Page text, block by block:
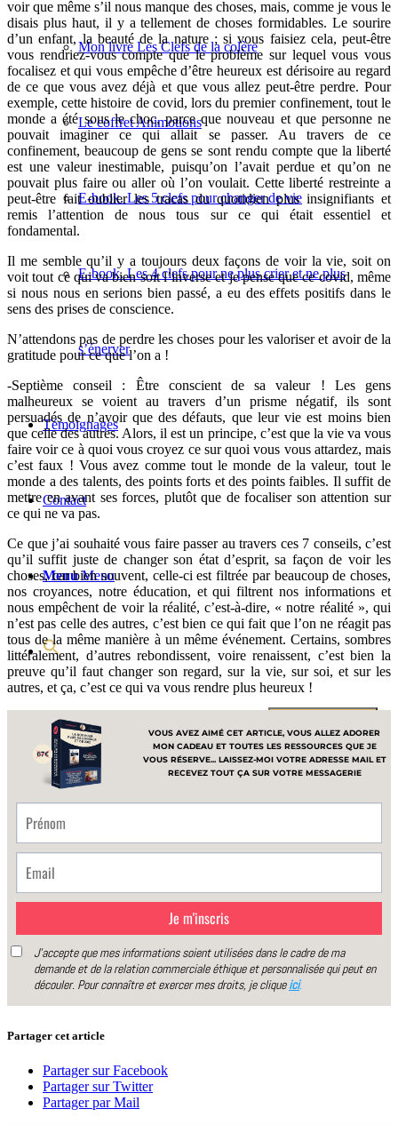
Mon livre Les Clefs de la colère
Le coffret Animotions
E-book. Les 5 clefs pour changer de vie
E-book. Les 4 clefs pour ne plus crier et ne plus
s’énerver
Témoignages
Contact
Menu Menu
Search for: Search Button
voir que même s’il nous manque des choses, mais, comme je vous le
disais plus haut, il y a tellement de choses formidables. Le sourire
d’un enfant, la beauté de la nature ; si vous faisiez cela, peut-être
vous rendriez-vous compte que le problème sur lequel vous vous
focalisez et qui vous empêche d’être heureux est dérisoire au regard
de ce que vous avez déjà et que vous allez peut-être perdre. Pour
exemple, cette histoire de covid, lors du premier confinement, tout le
monde a été sous le choc, parce que nouveau et que personne ne
pouvait imaginer ce qui allait se passer. Au travers de ce
confinement, beaucoup de gens se sont rendu compte que la liberté
est une valeur inestimable, puisqu’on l’avait perdue et qu’on ne
pouvait plus faire ou aller où l’on voulait. Cette liberté restreinte a
peut-être fait oublier les tracas du quotidien plus insignifiants et
remis l’attention de nous tous sur ce qui était essentiel et
fondamental.
Il me semble qu’il y a toujours deux façons de voir la vie, soit on
voit tout ce qui va bien soit l’inverse et je pense que ce covid, même
si nous nous en serions bien passé, a eu des effets positifs dans le
sens des prises de conscience.
N’attendons pas de perdre les choses pour les valoriser et avoir de la
gratitude pour ce que l’on a !
-Septième conseil : Être conscient de sa valeur ! Les gens
malheureux se voient au travers d’un prisme négatif, ils sont
persuadés de n’avoir que des défauts, que leur vie est moins bien
que celle des autres. Alors, il est un principe, c’est que la vie va vous
faire voir ce à quoi vous croyez ce sur quoi vous vous attardez, mais
c’est faux ! Vous avez comme tout le monde de la valeur, tout le
monde a des talents, des points forts et des points faibles. Il suffit de
mettre en avant ses forces, plutôt que de focaliser son attention sur
ce qui ne va pas.
Ce que j’ai souhaité vous faire passer au travers ces 7 conseils, c’est
qu’il suffit juste de changer son état d’esprit, sa façon de voir les
choses, car bien souvent, celle-ci est filtrée par beaucoup de choses,
nos croyances, notre éducation, et qui filtrent nos informations et
nous empêchent de voir la réalité, c’est-à-dire, « notre réalité », qui
n’est pas celle des autres, c’est bien ce qui fait que l’on ne réagit pas
tous de la même manière à un même événement. Certains, sombres
littéralement, d’autres rebondissent, voire renaissent, c’est bien la
preuve qu’il faut changer son regard, sur la vie, sur soi, et sur les
autres, et ça, c’est ce qui va vous rendre plus heureux !
Partager cet article
Partager sur Facebook
Partager sur Twitter
Partager par Mail